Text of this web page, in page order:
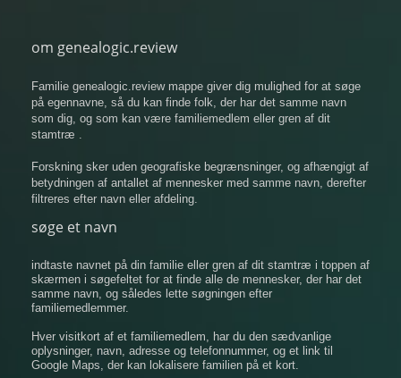
om genealogic.review
Familie genealogic.review mappe giver dig mulighed for at søge
på egennavne, så du kan finde folk, der har det samme navn
som dig, og som kan være familiemedlem eller gren af ​​dit
stamtræ .
Forskning sker uden geografiske begrænsninger, og afhængigt af
betydningen af ​​antallet af mennesker med samme navn, derefter
filtreres efter navn eller afdeling.
søge et navn
indtaste navnet på din familie eller gren af ​​dit stamtræ i toppen af
​​skærmen i søgefeltet for at finde alle de mennesker, der har det
samme navn, og således lette søgningen efter
familiemedlemmer.
Hver visitkort af et familiemedlem, har du den sædvanlige
oplysninger, navn, adresse og telefonnummer, og et link til
Google Maps, der kan lokalisere familien på et kort.